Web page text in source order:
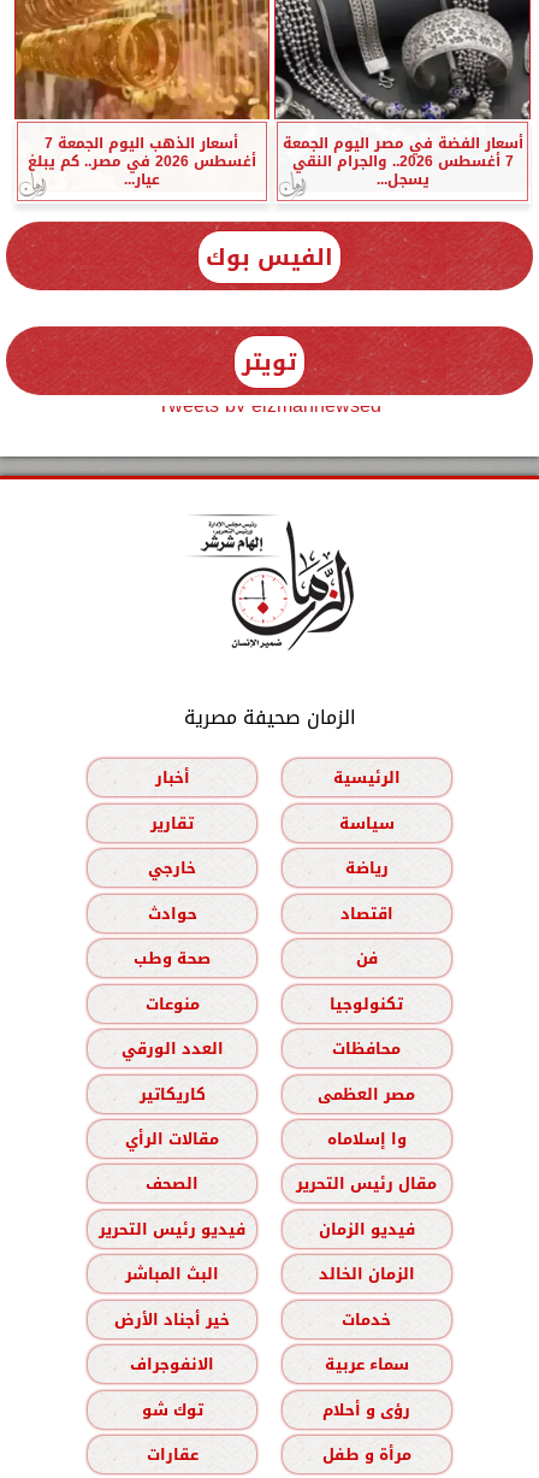
أسعار الفضة في مصر اليوم الجمعة
7 أغسطس 2026.. والجرام النقي
يسجل...
أسعار الذهب اليوم الجمعة 7
أغسطس 2026 في مصر.. كم يبلغ
عيار...
الفيس بوك
تويتر
Tweets by elzmannewseg
الزمان صحيفة مصرية
الرئيسية
أخبار
سياسة
تقارير
رياضة
خارجي
اقتصاد
حوادث
فن
صحة وطب
تكنولوجيا
منوعات
محافظات
العدد الورقي
مصر العظمى
كاريكاتير
وا إسلاماه
مقالات الرأي
مقال رئيس التحرير
الصحف
فيديو الزمان
فيديو رئيس التحرير
الزمان الخالد
البث المباشر
خدمات
خير أجناد الأرض
سماء عربية
الانفوجراف
رؤى و أحلام
توك شو
مرأة و طفل
عقارات